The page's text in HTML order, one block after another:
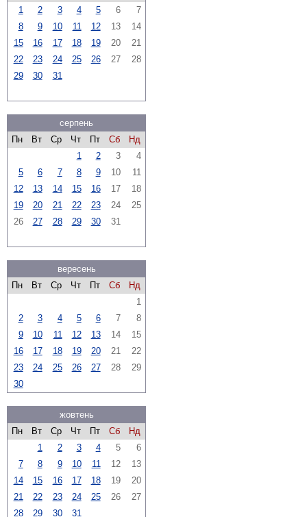
1
2 3 4 5 6
7
8
9 10 11 12 13
14
15
16 17 18 19 20
21
22
23 24 25 26 27
28
29
30 31
серпень
Пн
Вт Ср Чт Пт Сб
Нд
1
2 3
4
5
6 7 8 9 10
11
12
13 14 15 16 17
18
19
20 21 22 23 24
25
26
27 28 29 30 31
вересень
Пн
Вт Ср Чт Пт Сб
Нд
1
2
3 4 5 6 7
8
9
10 11 12 13 14
15
16
17 18 19 20 21
22
23
24 25 26 27 28
29
30
жовтень
Пн
Вт Ср Чт Пт Сб
Нд
1
2 3 4 5
6
7
8 9 10 11 12
13
14
15 16 17 18 19
20
21
22 23 24 25 26
27
28
29 30 31